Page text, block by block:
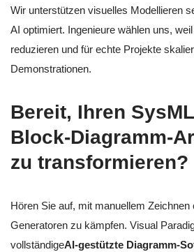
Wir unterstützen visuelles Modellieren
AI optimiert. Ingenieure wählen uns,
reduzieren und für echte Projekte
Demonstrationen.
Bereit, Ihren
Block-Diagramm-
zu transformieren?
Hören Sie auf, mit manuellem
Generatoren zu kämpfen. Visual
vollständigeAI-gestützte Diagramm-